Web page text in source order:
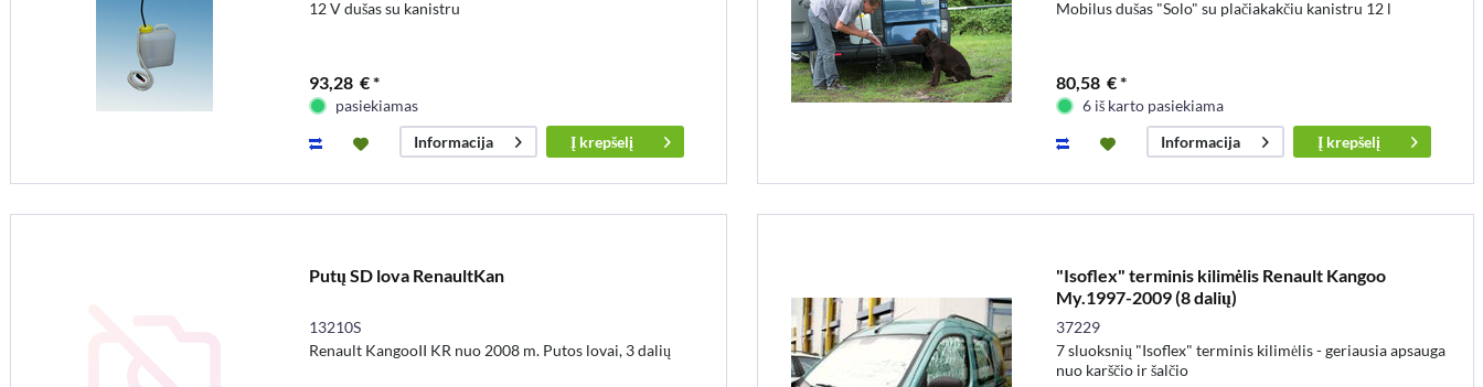
12 V dušas su kanistru
93,28 € *
pasiekiamas
Informacija
Į krepšelį
Mobilus dušas "Solo" su plačiakakčiu kanistru 12 l
80,58 € *
6 iš karto pasiekiama
Informacija
Į krepšelį
Putų SD lova RenaultKan
13210S
Renault KangooII KR nuo 2008 m. Putos lovai, 3 dalių
"Isoflex" terminis kilimėlis Renault Kangoo
My.1997-2009 (8 dalių)
37229
7 sluoksnių "Isoflex" terminis kilimėlis - geriausia apsauga
nuo karščio ir šalčio